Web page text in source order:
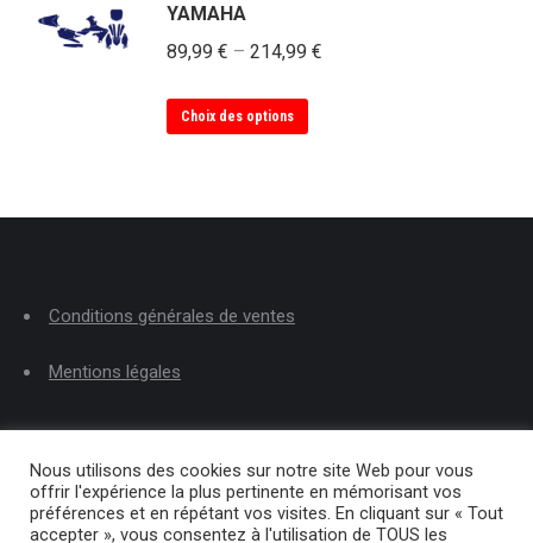
la
du
produit
Les
options
sur
YAMAHA
89,99 € – 214,99 €
Choix des options
produit
page
du
produit
Conditions générales de ventes
Mentions légales
Nous utilisons des cookies sur notre site Web pour vous
offrir l'expérience la plus pertinente en mémorisant vos
préférences et en répétant vos visites. En cliquant sur « Tout
accepter », vous consentez à l'utilisation de TOUS les